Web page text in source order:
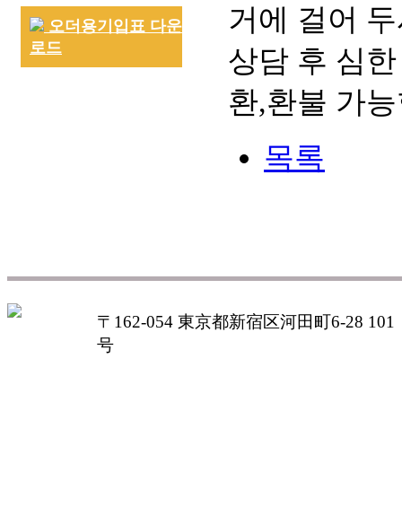
오더용기입표 다운
로드
거에 걸어
상담 후 심
환,환불 가
목록
〒162-054 東京都新宿区河田町6-28 101
号